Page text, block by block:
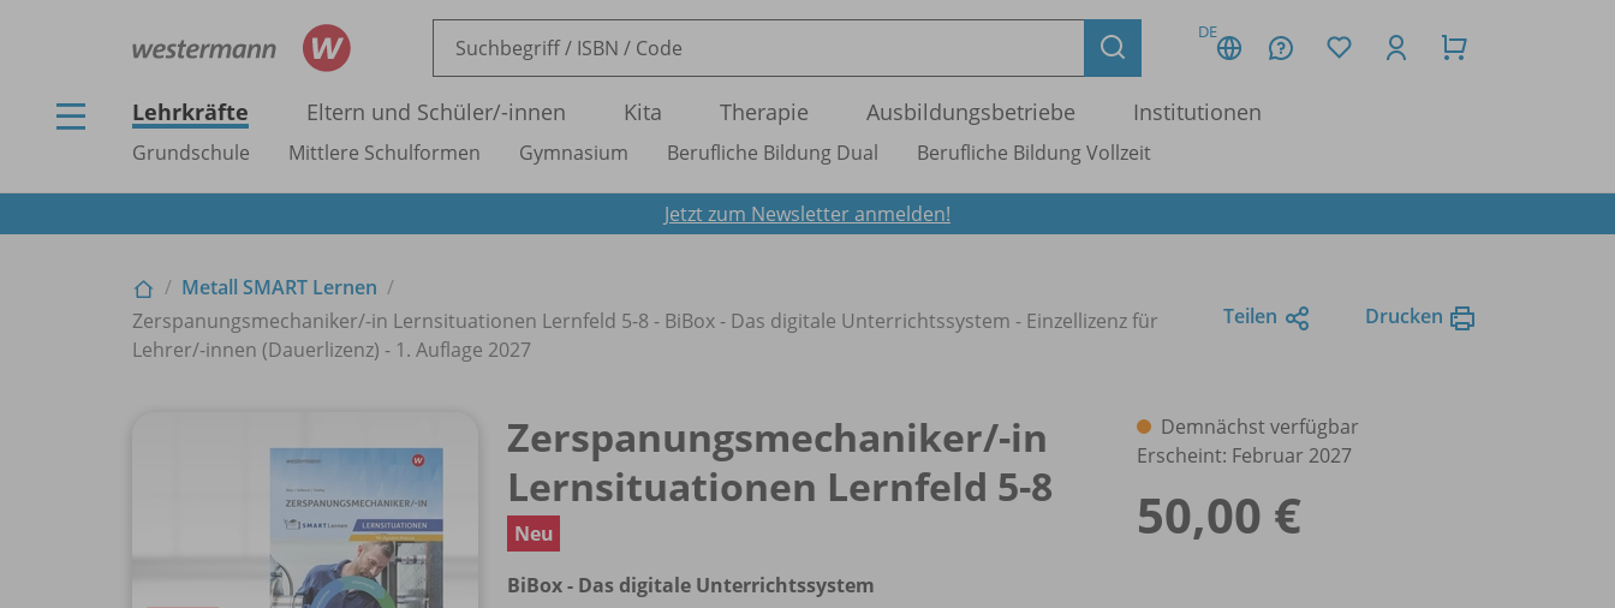
DE
Lehrkräfte Eltern und Schüler/-innen Kita Therapie Ausbildungsbetriebe Institutionen
Grundschule Mittlere Schulformen Gymnasium Berufliche Bildung Dual Berufliche Bildung Vollzeit
Jetzt zum Newsletter anmelden!
Metall SMART Lernen
Zerspanungsmechaniker/-in Lernsituationen Lernfeld 5-8 - BiBox - Das digitale Unterrichtssystem - Einzellizenz für
Lehrer/-innen (Dauerlizenz) - 1. Auflage 2027
Teilen Drucken
Zerspanungsmechaniker/-in
Lernsituationen Lernfeld 5-8
Neu
BiBox - Das digitale Unterrichtssystem
Demnächst verfügbar
Erscheint: Februar 2027
50,00 €